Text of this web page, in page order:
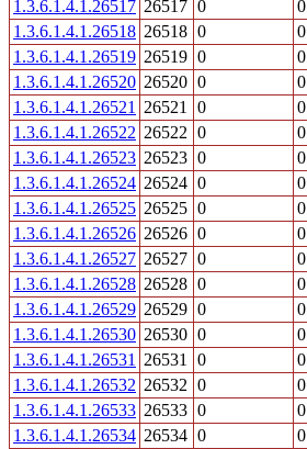
1.3.6.1.4.1.26517 26517 0 0
1.3.6.1.4.1.26518 26518 0 0
1.3.6.1.4.1.26519 26519 0 0
1.3.6.1.4.1.26520 26520 0 0
1.3.6.1.4.1.26521
26521 0 0
1.3.6.1.4.1.26522 26522 0 0
1.3.6.1.4.1.26523 26523 0 0
1.3.6.1.4.1.26524 26524 0 0
1.3.6.1.4.1.26525 26525 0 0
1.3.6.1.4.1.26526 26526 0 0
1.3.6.1.4.1.26527 26527 0 0
1.3.6.1.4.1.26528 26528 0 0
1.3.6.1.4.1.26529 26529 0 0
1.3.6.1.4.1.26530 26530 0 0
1.3.6.1.4.1.26531
26531 0 0
1.3.6.1.4.1.26532 26532 0 0
1.3.6.1.4.1.26533 26533 0 0
1.3.6.1.4.1.26534 26534 0 0